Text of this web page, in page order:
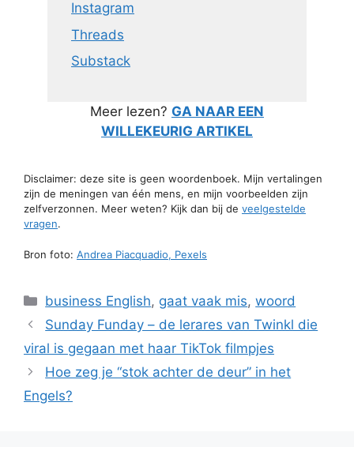
Instagram
Threads
Substack
Meer lezen? GA NAAR EEN
WILLEKEURIG ARTIKEL
Disclaimer: deze site is geen woordenboek. Mijn vertalingen
zijn de meningen van één mens, en mijn voorbeelden zijn
zelfverzonnen. Meer weten? Kijk dan bij de veelgestelde
vragen.
Bron foto: Andrea Piacquadio, Pexels
Categorieën
business English, gaat vaak mis,woord
Sunday Funday – de lerares van Twinkl die
viral is gegaan met haar TikTok filmpjes
Hoe zeg je “stok achter de deur” in het
Engels?